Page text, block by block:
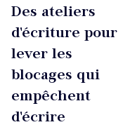
Des ateliers
d'écriture pour
lever les
blocages qui
empêchent
d'écrire